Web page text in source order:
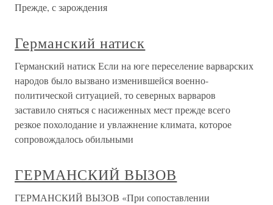
Прежде, с зарождения
Германский натиск
Германский натиск Если на юге переселение варварских
народов было вызвано изменившейся военно-
политической ситуацией, то северных варваров
заставило сняться с насиженных мест прежде всего
резкое похолодание и увлажнение климата, которое
сопровождалось обильными
ГЕРМАНСКИЙ ВЫЗОВ
ГЕРМАНСКИЙ ВЫЗОВ «При сопоставлении